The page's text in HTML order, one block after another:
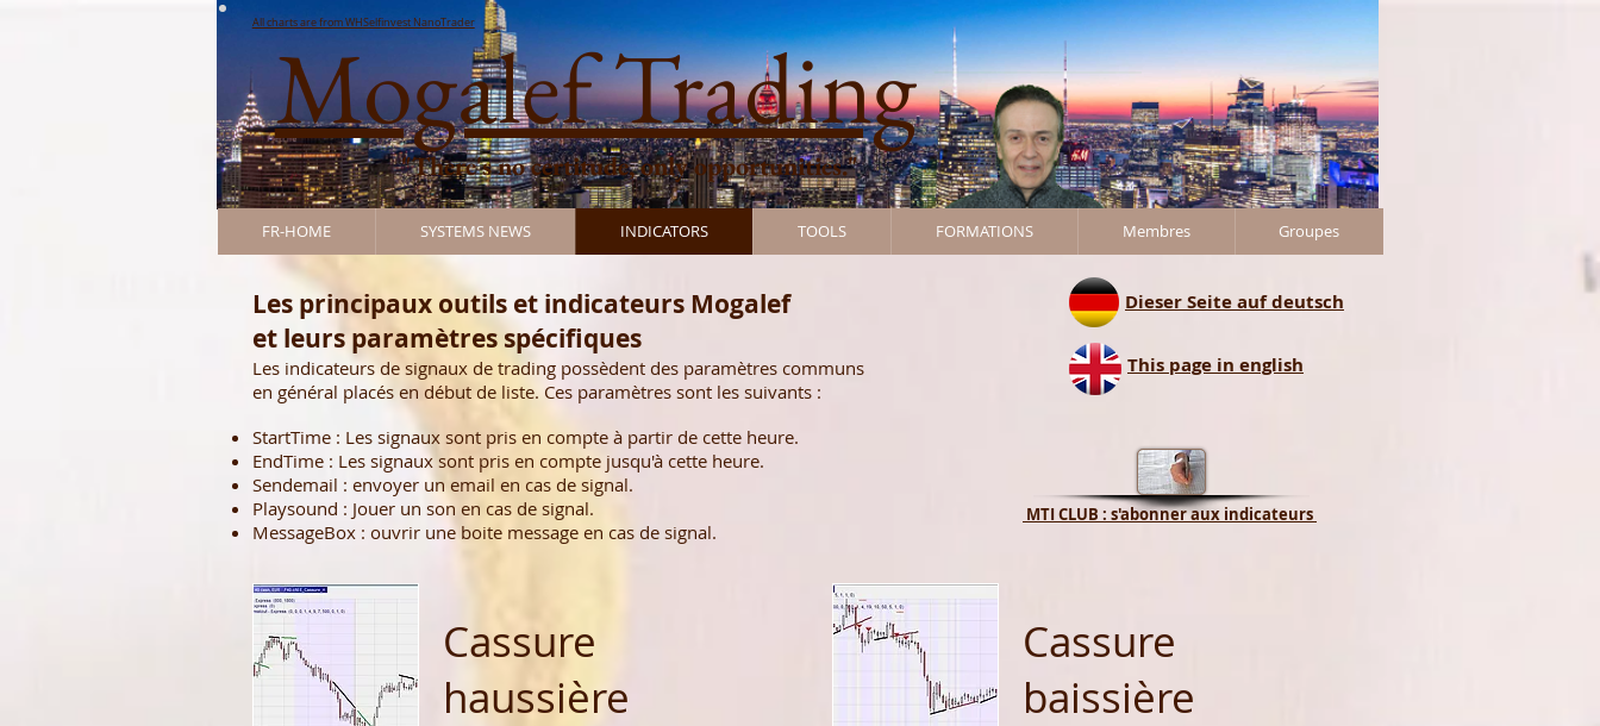
Mogalef Trading
All charts are from WHSelfinvest NanoTrader
"There's no certitude, only opportunities."
FR-HOME SYSTEMS NEWS INDICATORS TOOLS FORMATIONS Membres Groupes
Se connecter
Les principaux outils et indicateurs Mogalef
et leurs paramètres spécifiques
Les indicateurs de signaux de trading possèdent des paramètres communs
en général placés en début de liste. Ces paramètres sont les suivants :
StartTime : Les signaux sont pris en compte à partir de cette heure.
EndTime : Les signaux sont pris en compte jusqu'à cette heure.
Sendemail : envoyer un email en cas de signal.
Playsound : Jouer un son en cas de signal.
MessageBox : ouvrir une boite message en cas de signal.
Dieser Seite auf deutsch
This page in english
MTI CLUB : s'abonner aux indicateurs
Cassure
haussière
Cassure
baissière